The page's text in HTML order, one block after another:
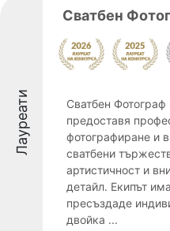
Лауреати
Сватбен
Сватбен Фотограф
предоставя
фотографиране и
сватбени
артистичност и
детайл. Екипът
пресъздаде
двойка ...